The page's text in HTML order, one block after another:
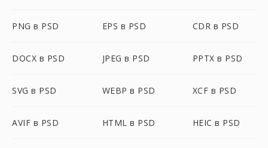
PNG в PSD EPS в PSD CDR в PSD
DOCX в PSD JPEG в PSD PPTX в PSD
SVG в PSD WEBP в PSD XCF в PSD
AVIF в PSD HTML в PSD HEIC в PSD